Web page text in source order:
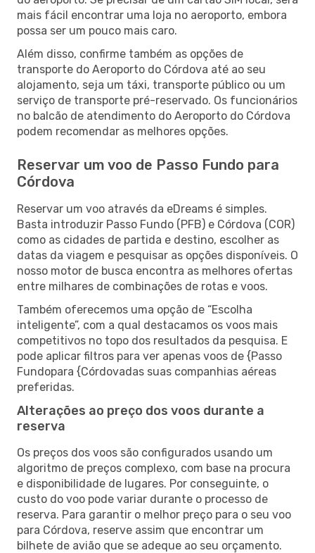
mais fácil encontrar uma loja no aeroporto, embora
possa ser um pouco mais caro.
Além disso, confirme também as opções de
transporte do Aeroporto do Córdova até ao seu
alojamento, seja um táxi, transporte público ou um
serviço de transporte pré-reservado. Os funcionários
no balcão de atendimento do Aeroporto do Córdova
podem recomendar as melhores opções.
Reservar um voo de Passo Fundo para
Córdova
Reservar um voo através da eDreams é simples.
Basta introduzir Passo Fundo (PFB) e Córdova (COR)
como as cidades de partida e destino, escolher as
datas da viagem e pesquisar as opções disponíveis. O
nosso motor de busca encontra as melhores ofertas
entre milhares de combinações de rotas e voos.
Também oferecemos uma opção de “Escolha
inteligente”, com a qual destacamos os voos mais
competitivos no topo dos resultados da pesquisa. E
pode aplicar filtros para ver apenas voos de {Passo
Fundopara {Córdovadas suas companhias aéreas
preferidas.
Alterações ao preço dos voos durante a
reserva
Os preços dos voos são configurados usando um
algoritmo de preços complexo, com base na procura
e disponibilidade de lugares. Por conseguinte, o
custo do voo pode variar durante o processo de
reserva. Para garantir o melhor preço para o seu voo
para Córdova, reserve assim que encontrar um
bilhete de avião que se adeque ao seu orçamento.